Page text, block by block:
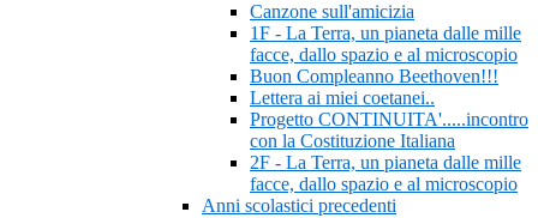
Canzone sull'amicizia
1F - La Terra, un pianeta dalle mille
facce, dallo spazio e al microscopio
Buon Compleanno Beethoven!!!
Lettera ai miei coetanei..
Progetto CONTINUITA'.....incontro
con la Costituzione Italiana
2F - La Terra, un pianeta dalle mille
facce, dallo spazio e al microscopio
Anni scolastici precedenti